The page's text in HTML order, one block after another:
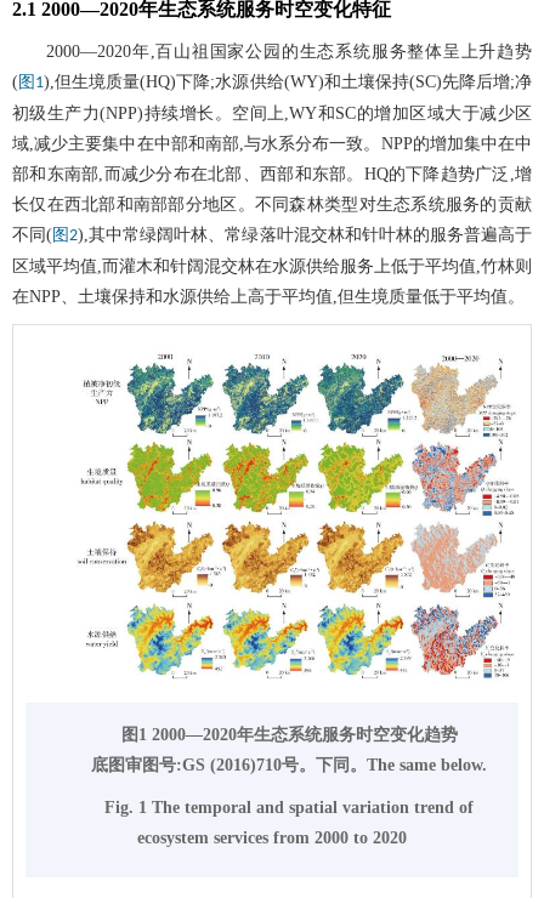
2.1 2000—2020年生态系统服务时空变化特征
2000—2020年,百山祖国家公园的生态系统服务整体呈上升趋势
(图1),但生境质量(HQ)下降;水源供给(WY)和土壤保持(SC)先降后增;净
初级生产力(NPP)持续增长。空间上,WY和SC的增加区域大于减少区
域,减少主要集中在中部和南部,与水系分布一致。NPP的增加集中在中
部和东南部,而减少分布在北部、西部和东部。HQ的下降趋势广泛,增
长仅在西北部和南部部分地区。不同森林类型对生态系统服务的贡献
不同(图2),其中常绿阔叶林、常绿落叶混交林和针叶林的服务普遍高于
区域平均值,而灌木和针阔混交林在水源供给服务上低于平均值,竹林则
在NPP、土壤保持和水源供给上高于平均值,但生境质量低于平均值。
图1 2000—2020年生态系统服务时空变化趋势
底图审图号:GS (2016)710号。下同。The same below.
Fig. 1 The temporal and spatial variation trend of
ecosystem services from 2000 to 2020